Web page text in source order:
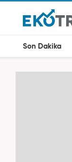
Son Dakika